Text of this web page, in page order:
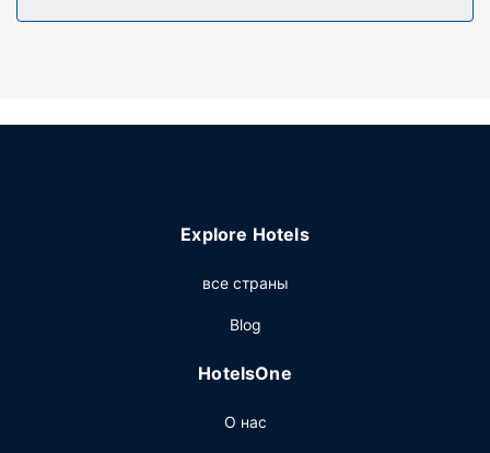
насладиться красивым видом, а также прочие услуги
Когда вы проголодаетесь, этот отель приглашает вас в
завтрак по выходным. Гостям также предлагается
заказу) предлагается по выходным с 9:00 до 13:00 за
Стойка регистрации работает по расписанию.
Explore Hotels
все страны
Blog
HotelsOne
О нас